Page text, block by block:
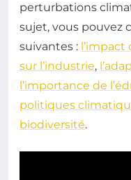
perturbations
sujet, vous pouvez
suivantes :
sur l’industrie,
l’importance de
politiques
biodiversité.